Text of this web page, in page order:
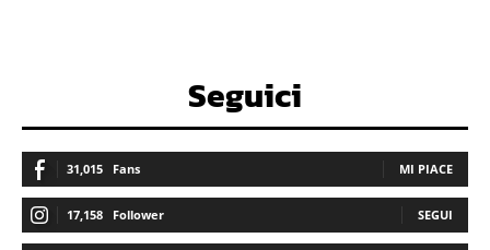
Seguici
31,015 Fans MI PIACE
17,158 Follower SEGUI